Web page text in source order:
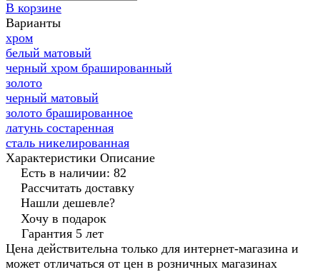
В корзине
Варианты
хром
белый матовый
черный хром брашированный
золото
черный матовый
золото брашированное
латунь состаренная
сталь никелированная
Характеристики Описание
Есть в наличии: 82
Рассчитать доставку
Нашли дешевле?
Хочу в подарок
Гарантия 5 лет
Цена действительна только для интернет-магазина и
может отличаться от цен в розничных магазинах